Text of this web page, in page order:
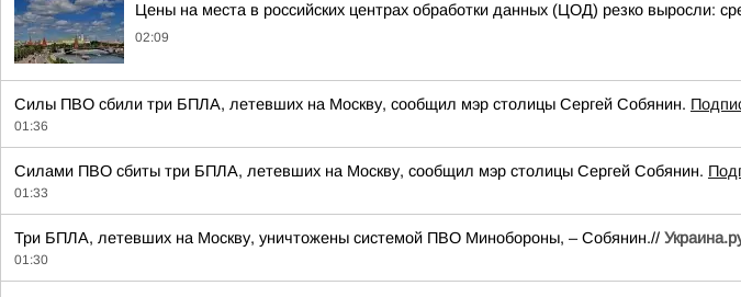
Цены на места в российских центрах обработки данных (ЦОД) резко выросли:
02:09
Силы ПВО сбили три БПЛА, летевших на Москву, сообщил мэр столицы Сергей Собянин.
01:36
Силами ПВО сбиты три БПЛА, летевших на Москву, сообщил мэр столицы Сергей Собянин.
01:33
Три БПЛА, летевших на Москву, уничтожены системой ПВО Минобороны, – Собянин.//
01:30